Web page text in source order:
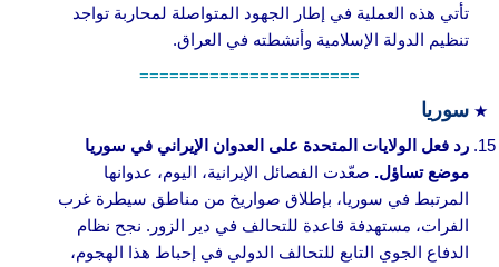
تأتي هذه العملية في إطار الجهود المتواصلة لمحاربة تواجد
تنظيم الدولة الإسلامية وأنشطته في العراق.
======================
سوريا
رد فعل الولايات المتحدة على العدوان الإيراني في سوريا
موضع تساؤل. صعّدت الفصائل الإيرانية، اليوم، عدوانها
المرتبط في سوريا، بإطلاق صواريخ من مناطق سيطرة غرب
الفرات، مستهدفة قاعدة للتحالف في دير الزور. نجح نظام
الدفاع الجوي التابع للتحالف الدولي في إحباط هذا الهجوم،